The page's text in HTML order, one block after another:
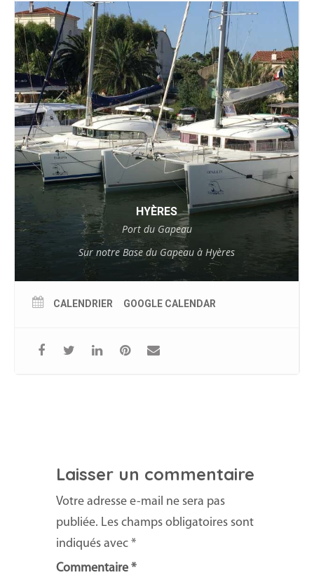
HYÈRES
Port du Gapeau
Sur notre Base du Gapeau à Hyères
CALENDRIER GOOGLE CALENDAR
Laisser un commentaire
Votre adresse e-mail ne sera pas
publiée. Les champs obligatoires sont
indiqués avec *
Commentaire *